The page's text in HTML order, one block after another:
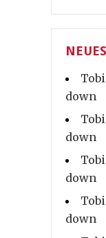
Tobi
down
Tobi
down
Tobi
down
Tobi
down